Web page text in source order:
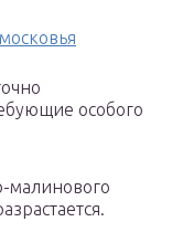
особого
малинового